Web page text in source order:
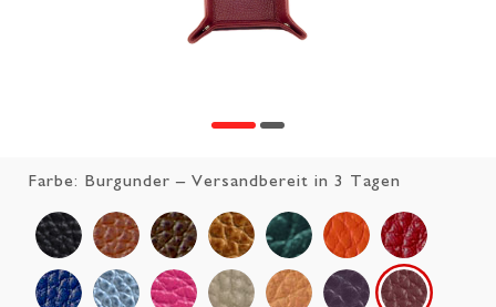
Farbe: Burgunder – Versandbereit in 3 Tagen